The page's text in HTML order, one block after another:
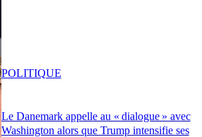
Le Danemark appelle au « dialogue » avec
Washington alors que Trump intensifie ses
POLITIQUE